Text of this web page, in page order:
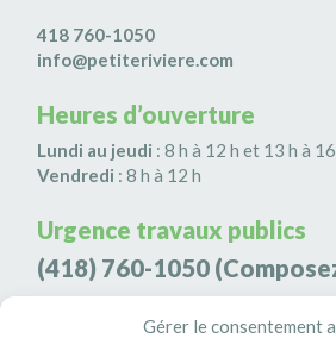
Gérer le consentement
418 760-1050
info@petiteriviere.com
Heures d’ouverture
Lundi au jeudi : 8 h à 12 h et 13 h à
Vendredi : 8 h à 12 h
Urgence travaux publics
(418) 760-1050
Agence de sécurité S3K9